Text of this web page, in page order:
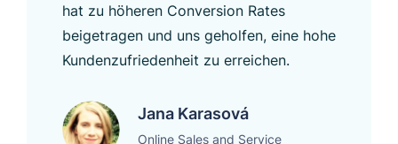
hat zu höheren Conversion Rates
beigetragen und uns geholfen, eine hohe
Kundenzufriedenheit zu erreichen.
Jana Karasová
Online Sales and Service